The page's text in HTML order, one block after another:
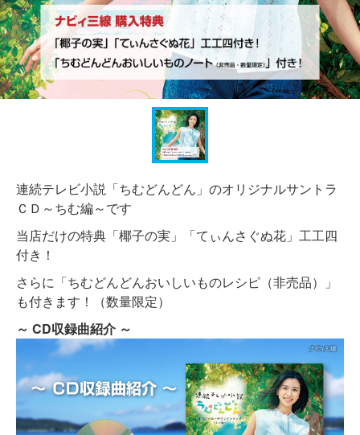
連続テレビ小説「ちむどんどん」のオリジナルサントラ
ＣＤ～ちむ編～です
当店だけの特典「椰子の実」「てぃんさぐぬ花」工工四
付き！
さらに「ちむどんどんおいしいものレシピ（非売品）」
も付きます！（数量限定）
～ CD収録曲紹介 ～